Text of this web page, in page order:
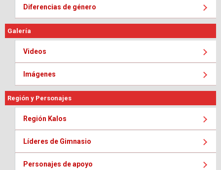
Diferencias de género
Galería
Videos
Imágenes
Región y Personajes
Región Kalos
Líderes de Gimnasio
Personajes de apoyo